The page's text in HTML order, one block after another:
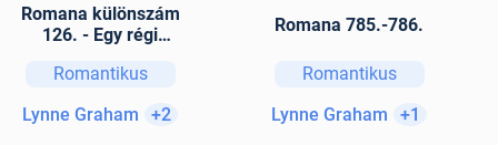
Romana különszám
126. - Egy régi
Ausztrál hercegnő;
Romantikus
Lynne Graham
+2
Romana 785.-786.
Romantikus
Lynne Graham
+1